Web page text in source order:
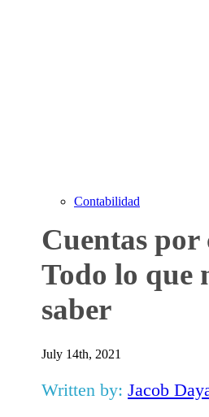
Contabilidad
Cuentas
Todo lo que
saber
July 14th, 2021
Written by: Jacob